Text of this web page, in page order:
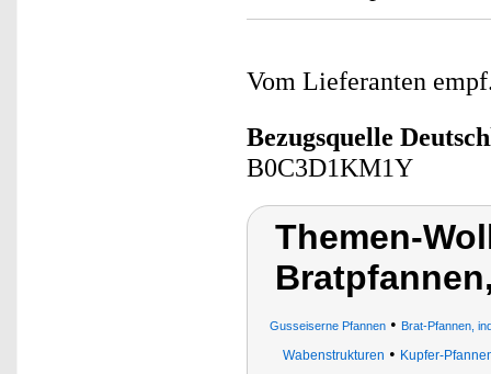
Vom Lieferanten
Bezugsquelle
B0C3D1KM1Y
Themen-
Gusseiserne Pfannen• Brat-Pfannen,
Wabenstrukturen • Kupfer-